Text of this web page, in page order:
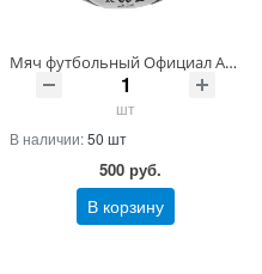
Мяч футбольный Официал Артикул FD-0001 ШтрихКод 2020060611556
шт
В наличии:50 шт
500 руб.
В корзину